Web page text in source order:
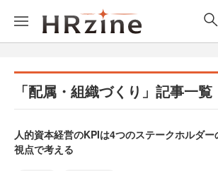
「配属・組織づくり」記事一覧
人的資本経営のKPIは4つのステークホルダー
視点で考える